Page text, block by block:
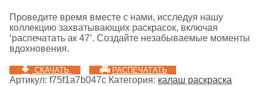
Проведите время вместе с нами, исследуя нашу
коллекцию захватывающих раскрасок, включая
‘распечатать ак 47’. Создайте незабываемые моменты
вдохновения.
СКАЧАТЬ РАСПЕЧАТАТЬ
Артикул: f75f1a7b047c Категория: калаш раскраска